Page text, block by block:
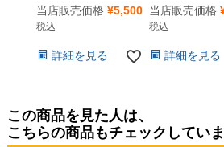
当店販売価格 ¥5,500
税込
詳細を見る
当店販売価格
税込
詳細を見る
この商品を見た人は、
こちらの商品もチェックしていま